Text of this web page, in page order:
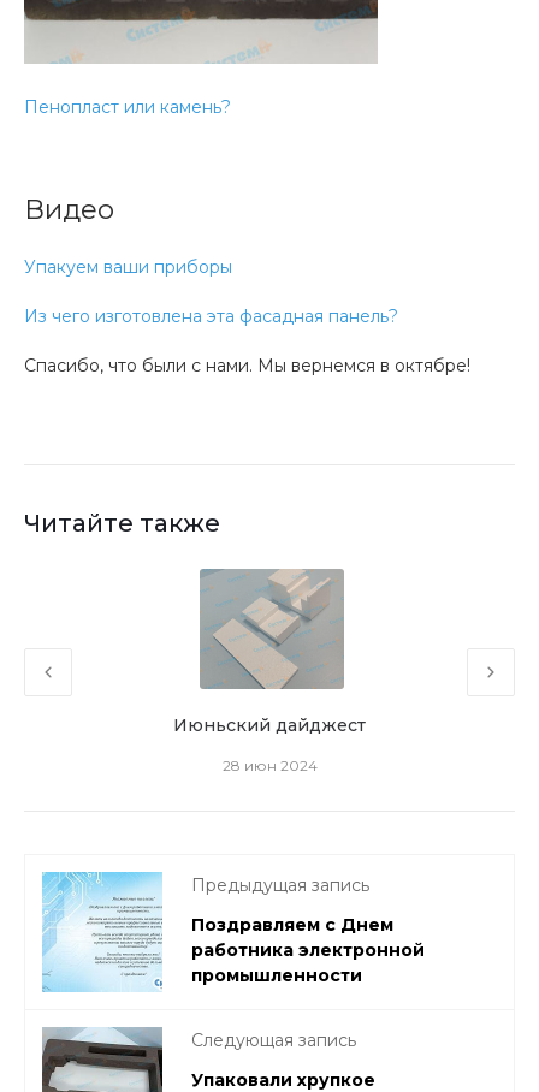
Пенопласт или камень?
Видео
Упакуем ваши приборы
Из чего изготовлена эта фасадная панель?
Спасибо, что были с нами. Мы вернемся в октябре!
Читайте также
Июньский дайджест
28 июн 2024
Предыдущая запись
Поздравляем с Днем
работника электронной
промышленности
Следующая запись
Упаковали хрупкое